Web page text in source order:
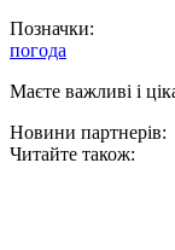
Позначки:
погода
Маєте важливі і
Новини партнерів:
Читайте також: